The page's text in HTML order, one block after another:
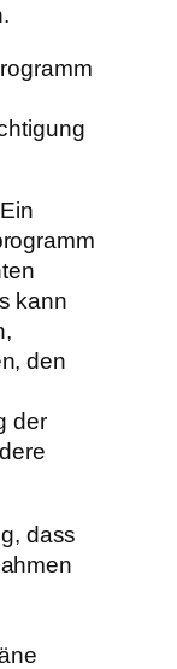
kann
den
der
dass